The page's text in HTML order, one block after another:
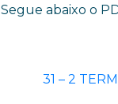
Segue abaixo o
31 – 2